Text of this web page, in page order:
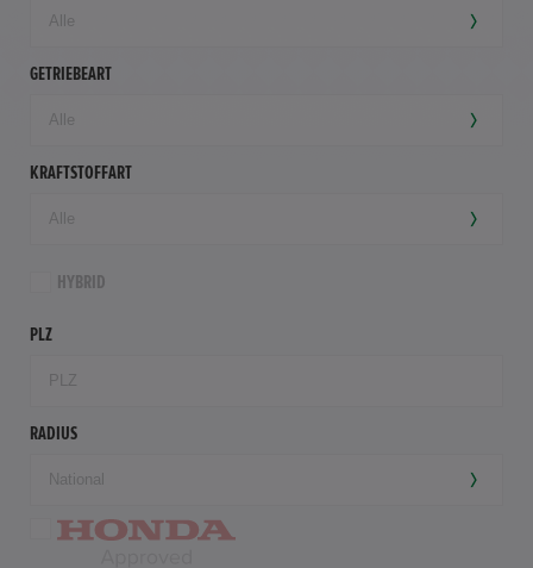
GETRIEBEART
KRAFTSTOFFART
HYBRID
PLZ
RADIUS